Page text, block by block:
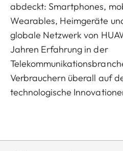
abdeckt: Smartphones,
Wearables, Heimgeräte
globale Netzwerk von
Jahren Erfahrung in der
Verbrauchern überall auf
technologische